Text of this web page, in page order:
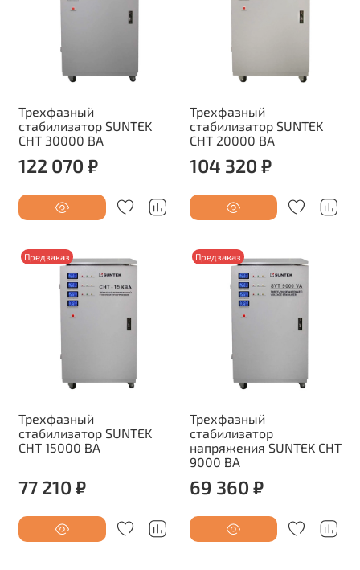
Трехфазный
стабилизатор SUNTEK
СНТ 30000 ВА
122 070 ₽
Трехфазный
стабилизатор SUNTEK
СНТ 20000 ВА
104 320 ₽
Предзаказ
Трехфазный
стабилизатор SUNTEK
СНТ 15000 ВА
77 210 ₽
Предзаказ
Трехфазный
стабилизатор
напряжения SUNTEK СНТ
9000 ВА
69 360 ₽